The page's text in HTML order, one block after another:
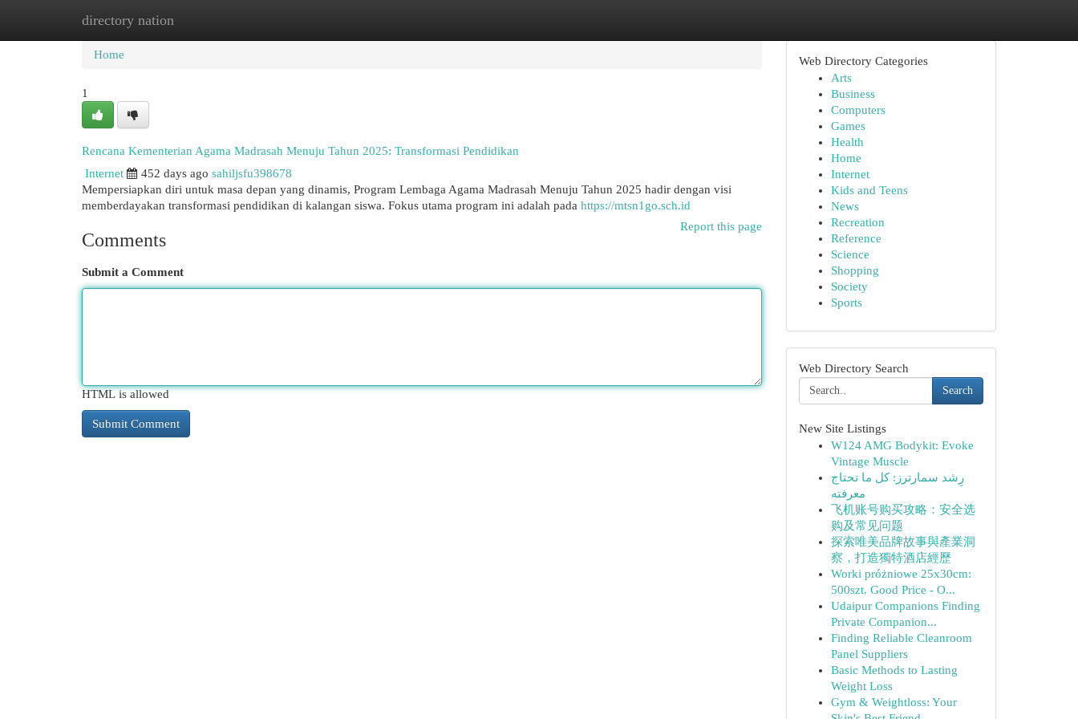
directory nation
Home New Site Listings
Home
1
Rencana Kementerian Agama Madrasah Menuju Tahun 2025: Transformasi Pendidikan
Internet
452 days ago sahiljsfu398678
Mempersiapkan diri untuk masa depan yang dinamis, Program Lembaga Agama Madrasah Menuju Tahun 2025 hadir dengan visi
memberdayakan transformasi pendidikan di kalangan siswa. Fokus utama program ini adalah pada https://mtsn1go.sch.id
Report this page
Comments
Submit a Comment
HTML is allowed
Web Directory Categories
Arts
Business
Computers
Games
Health
Home
Internet
Kids and Teens
News
Recreation
Reference
Science
Shopping
Society
Sports
Web Directory Search
Search
New Site Listings
W124 AMG Bodykit: Evoke
Vintage Muscle
رِشد سمارترز: كل ما تحتاج
معرفته
飞机账号购买攻略：安全选
购及常见问题
探索唯美品牌故事與產業洞
察，打造獨特酒店經歷
Worki próżniowe 25x30cm:
500szt. Good Price - O...
Udaipur Companions Finding
Private Companion...
Finding Reliable Cleanroom
Panel Suppliers
Basic Methods to Lasting
Weight Loss
Gym & Weightloss: Your